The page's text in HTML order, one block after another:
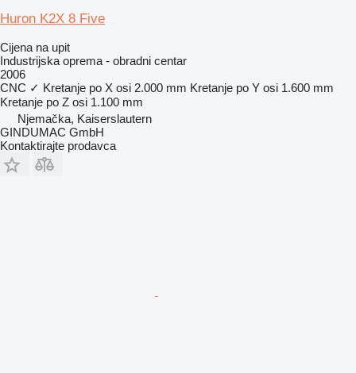
Huron K2X 8 Five
Cijena na upit
Industrijska oprema - obradni centar
2006
CNC ✓ Kretanje po X osi 2.000 mm Kretanje po Y osi 1.600 mm
Kretanje po Z osi 1.100 mm
Njemačka, Kaiserslautern
GINDUMAC GmbH
Kontaktirajte prodavca